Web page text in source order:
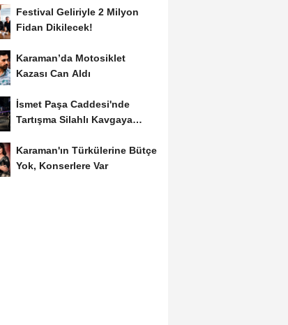
Festival Geliriyle 2 Milyon
Fidan Dikilecek!
Karaman’da Motosiklet
Kazası Can Aldı
İsmet Paşa Caddesi'nde
Tartışma Silahlı Kavgaya
Karaman'ın Türkülerine Bütçe
Yok, Konserlere Var